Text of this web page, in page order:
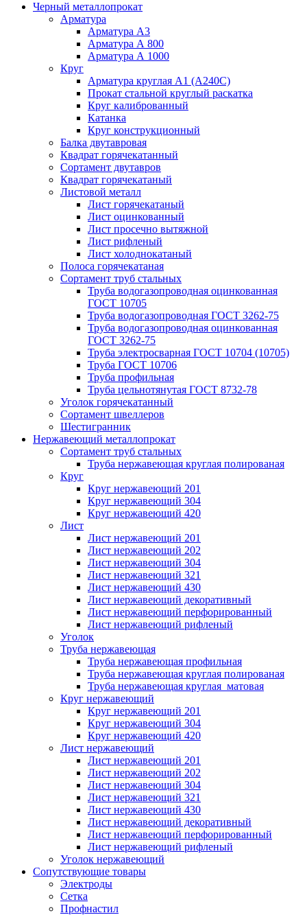
Черный металлопрокат
Арматура
Арматура А3
Арматура А 800
Арматура А 1000
Круг
Арматура круглая А1 (А240C)
Прокат стальной круглый раскатка
Круг калиброванный
Катанка
Круг конструкционный
Балка двутавровая
Квадрат горячекатанный
Сортамент двутавров
Квадрат горячекатаный
Листовой металл
Лист горячекатаный
Лист оцинкованный
Лист просечно вытяжной
Лист рифленый
Лист холоднокатаный
Полоса горячекатаная
Сортамент труб стальных
Труба водогазопроводная оцинкованная
ГОСТ 10705
Труба водогазопроводная ГОСТ 3262-75
Труба водогазопроводная оцинкованная
ГОСТ 3262-75
Труба электросварная ГОСТ 10704 (10705)
Труба ГОСТ 10706
Труба профильная
Труба цельнотянутая ГОСТ 8732-78
Уголок горячекатанный
Сортамент швеллеров
Шестигранник
Нержавеющий металлопрокат
Сортамент труб стальных
Труба нержавеющая круглая полированая
Круг
Круг нержавеющий 201
Круг нержавеющий 304
Круг нержавеющий 420
Лист
Лист нержавеющий 201
Лист нержавеющий 202
Лист нержавеющий 304
Лист нержавеющий 321
Лист нержавеющий 430
Лист нержавеющий декоративный
Лист нержавеющий перфорированный
Лист нержавеющий рифленый
Уголок
Труба нержавеющая
Труба нержавеющая профильная
Труба нержавеющая круглая полированая
Труба нержавеющая круглая матовая
Круг нержавеющий
Круг нержавеющий 201
Круг нержавеющий 304
Круг нержавеющий 420
Лист нержавеющий
Лист нержавеющий 201
Лист нержавеющий 202
Лист нержавеющий 304
Лист нержавеющий 321
Лист нержавеющий 430
Лист нержавеющий декоративный
Лист нержавеющий перфорированный
Лист нержавеющий рифленый
Уголок нержавеющий
Cопутствующие товары
Электроды
Сетка
Профнастил